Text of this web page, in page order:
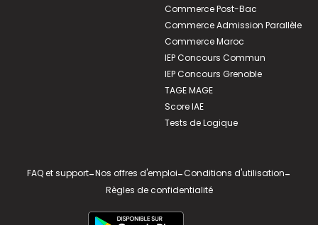
Commerce Post-Bac
Commerce Admission Parallèle
Commerce Maroc
IEP Concours Commun
IEP Concours Grenoble
TAGE MAGE
Score IAE
Tests de Logique
FAQ et support-Nos offres d'emploi-Conditions d'utilisation-
Règles de confidentialité